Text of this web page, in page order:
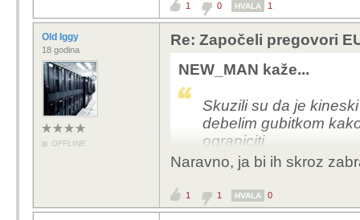
1 0 HVALA 1
Old Iggy
18 godina
OFFLINE
Re: Započeli pregovori
NEW_MAN kaže...
Skuzili su da je
debelim gubitkom
ograniciti.
Naravno, ja bi ih skroz
1 1 HVALA 0